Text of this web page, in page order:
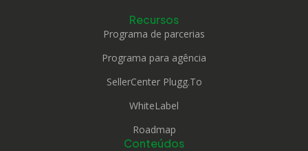
Recursos
Programa de parcerias
Programa para agência
SellerCenter Plugg.To
WhiteLabel
Roadmap
Conteúdos